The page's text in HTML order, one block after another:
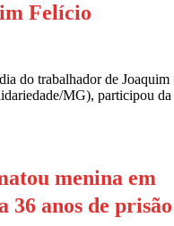
Felício
do trabalhador de Joaquim
MG), participou da
menina em
36 anos de prisão